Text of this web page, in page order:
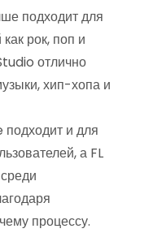
подходит для
рок, поп и
отлично
хип-хопа и
и для
а FL
процессу.